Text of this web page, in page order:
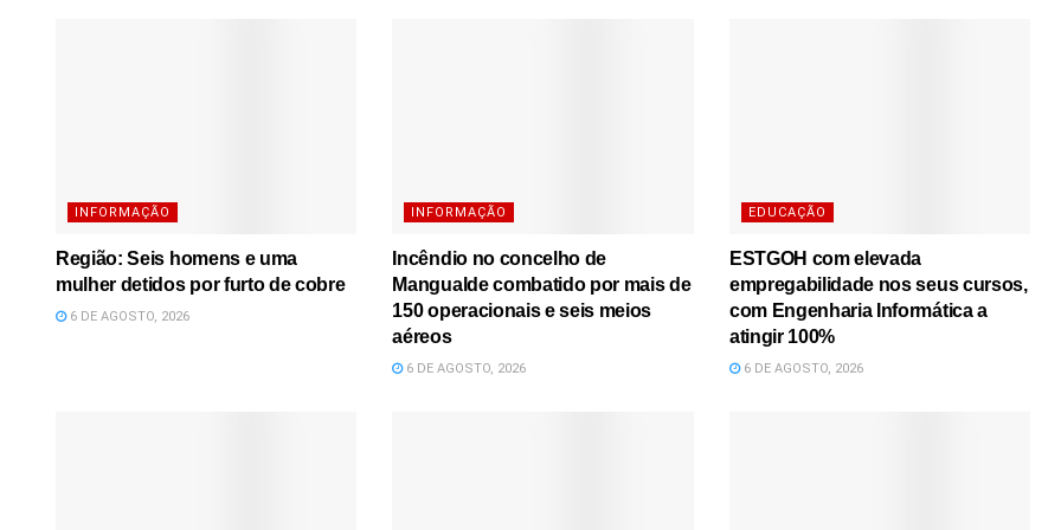
INFORMAÇÃO
Região: Seis homens e uma
mulher detidos por furto de cobre
6 DE AGOSTO, 2026
INFORMAÇÃO
Incêndio no concelho de
Mangualde combatido por mais de
150 operacionais e seis meios
aéreos
6 DE AGOSTO, 2026
EDUCAÇÃO
ESTGOH com elevada
empregabilidade nos seus cursos,
com Engenharia Informática a
atingir 100%
6 DE AGOSTO, 2026